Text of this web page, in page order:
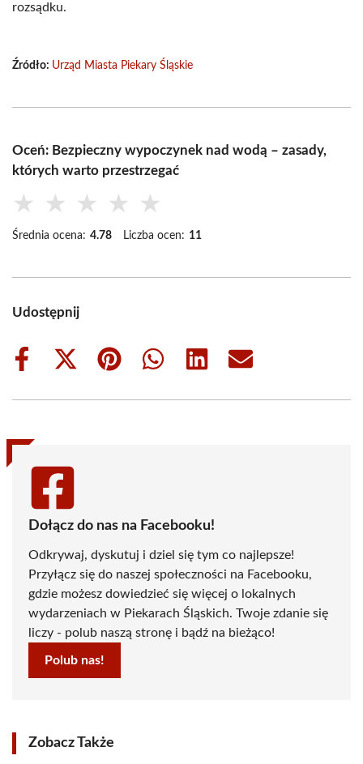
rozsądku.
Źródło: Urząd Miasta Piekary Śląskie
Oceń: Bezpieczny wypoczynek nad wodą – zasady,
których warto przestrzegać
★ ★ ★ ★ ★
Średnia ocena: 4.78 Liczba ocen: 11
Udostępnij
Share
Share
(Twitter)
Share
Share
Share
Share
Dołącz do nas na Facebooku!
Odkrywaj, dyskutuj i dziel się tym co najlepsze!
Przyłącz się do naszej społeczności na Facebooku,
gdzie możesz dowiedzieć się więcej o lokalnych
wydarzeniach w Piekarach Śląskich. Twoje zdanie się
liczy - polub naszą stronę i bądź na bieżąco!
Polub nas!
Zobacz Także